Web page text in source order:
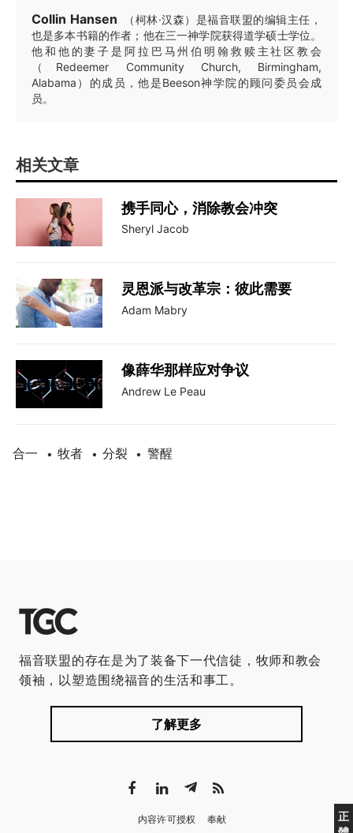
Collin Hansen
（柯林·汉森）是福音联盟的编辑主任，
也是多本书籍的作者；他在三一神学院获得道学硕士学位。
他和他的妻子是阿拉巴马州伯明翰救赎主社区教会
（Redeemer Community Church, Birmingham,
Alabama）的成员，他是Beeson神学院的顾问委员会成
员。
相关文章
携手同心，消除教会冲突
Sheryl Jacob
灵恩派与改革宗：彼此需要
Adam Mabry
像薛华那样应对争议
Andrew Le Peau
合一 • 牧者 • 分裂 • 警醒
正
福音联盟的存在是为了装备下一代信徒，牧师和教会
领袖，以塑造围绕福音的生活和事工。
了解更多
内容许可授权
奉献